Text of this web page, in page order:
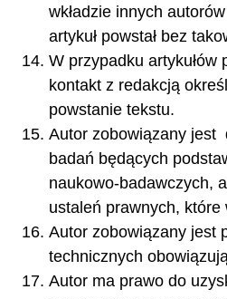
wkładzie innych
artykuł powstał bez
W przypadku artykułów
kontakt z redakcją
powstanie tekstu.
Autor zobowiązany jest
badań będących
naukowo-badawczych,
ustaleń prawnych, które
Autor zobowiązany jest
technicznych
Autor ma prawo do